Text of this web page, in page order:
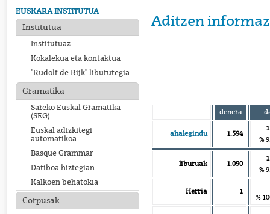
EUSKARA INSTITUTUA
Institutua
Institutuaz
Kokalekua eta kontaktua
"Rudolf de Rijk" liburutegia
Gramatika
Sareko Euskal Gramatika
(SEG)
Euskal adizkitegi
automatikoa
Basque Grammar
Datiboa hiztegian
Kalkoen behatokia
Corpusak
Aditzen
denera
ahalegindu 1.594
%
liburuak 1.090
%
Herria 1
%